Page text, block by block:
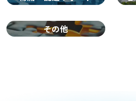
その他